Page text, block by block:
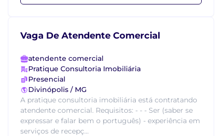
Vaga De Atendente Comercial
atendente comercial
Pratique Consultoria Imobiliária
Presencial
Divinópolis / MG
A pratique consultoria imobiliária está contratando
atendente comercial. Requisitos: - - - Ser (saber se
expressar e falar bem o português) - experiência em
serviços de recepç...